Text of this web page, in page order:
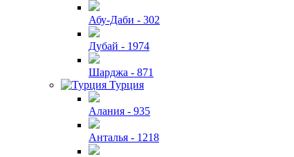
Абу-Даби - 302
Дубай - 1974
Шарджа - 871
Турция
Алания - 935
Анталья - 1218